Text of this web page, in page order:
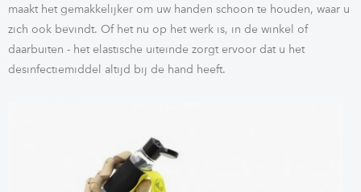
maakt het gemakkelijker om uw handen schoon te houden, waar u
zich ook bevindt. Of het nu op het werk is, in de winkel of
daarbuiten - het elastische uiteinde zorgt ervoor dat u het
desinfectiemiddel altijd bij de hand heeft.